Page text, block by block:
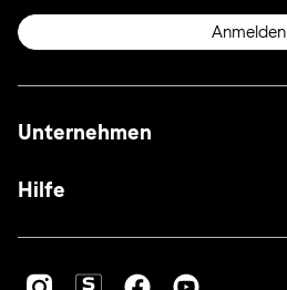
Anmelden
Unternehmen
Hilfe